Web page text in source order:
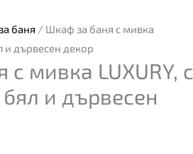
баня / Шкаф за баня с мивка
и дървесен декор
мивка LUXURY, с
и дървесен